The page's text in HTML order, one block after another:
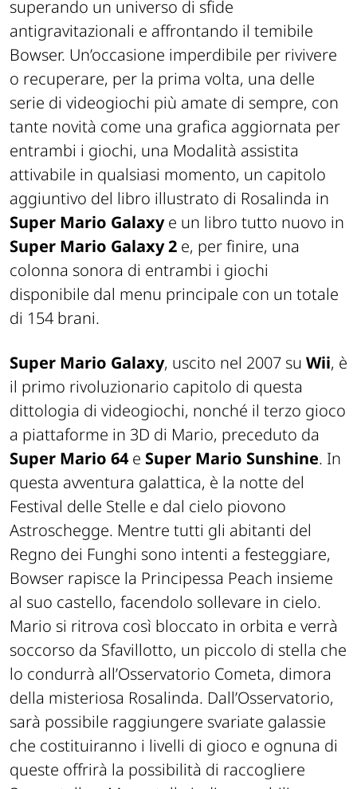
superando un universo di sfide
antigravitazionali e affrontando il temibile
Bowser. Un’occasione imperdibile per rivivere
o recuperare, per la prima volta, una delle
serie di videogiochi più amate di sempre, con
tante novità come una grafica aggiornata per
entrambi i giochi, una Modalità assistita
attivabile in qualsiasi momento, un capitolo
aggiuntivo del libro illustrato di Rosalinda in
Super Mario Galaxye un libro tutto nuovo in
Super Mario Galaxy 2 e, per finire, una
colonna sonora di entrambi i giochi
disponibile dal menu principale con un totale
di 154 brani.
Super Mario Galaxy, uscito nel 2007 su Wii, è
il primo rivoluzionario capitolo di questa
dittologia di videogiochi, nonché il terzo gioco
a piattaforme in 3D di Mario, preceduto da
Super Mario 64e Super Mario Sunshine. In
questa avventura galattica, è la notte del
Festival delle Stelle e dal cielo piovono
Astroschegge. Mentre tutti gli abitanti del
Regno dei Funghi sono intenti a festeggiare,
Bowser rapisce la Principessa Peach insieme
al suo castello, facendolo sollevare in cielo.
Mario si ritrova così bloccato in orbita e verrà
soccorso da Sfavillotto, un piccolo di stella che
lo condurrà all’Osservatorio Cometa, dimora
della misteriosa Rosalinda. Dall’Osservatorio,
sarà possibile raggiungere svariate galassie
che costituiranno i livelli di gioco e ognuna di
queste offrirà la possibilità di raccogliere